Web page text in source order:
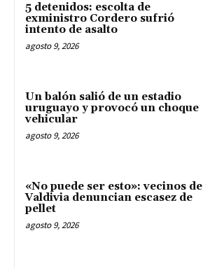
5 detenidos: escolta de
exministro Cordero sufrió
intento de asalto
agosto 9, 2026
Un balón salió de un estadio
uruguayo y provocó un choque
vehicular
agosto 9, 2026
«No puede ser esto»: vecinos de
Valdivia denuncian escasez de
pellet
agosto 9, 2026